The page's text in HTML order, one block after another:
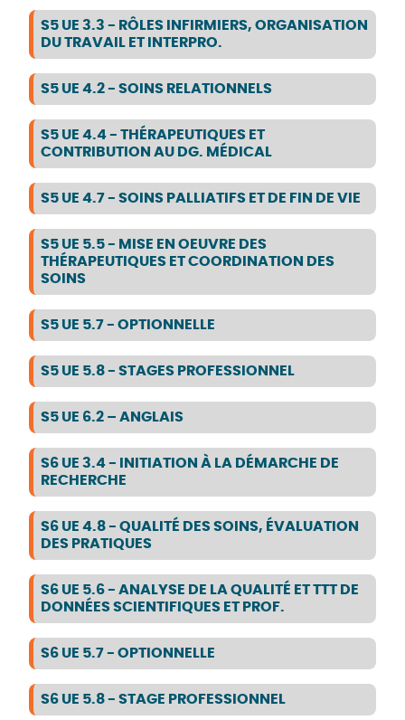
S5 UE 3.3 - RÔLES INFIRMIERS, ORGANISATION
DU TRAVAIL ET INTERPRO.
S5 UE 4.2 - SOINS RELATIONNELS
S5 UE 4.4 - THÉRAPEUTIQUES ET
CONTRIBUTION AU DG. MÉDICAL
S5 UE 4.7 - SOINS PALLIATIFS ET DE FIN DE VIE
S5 UE 5.5 - MISE EN OEUVRE DES
THÉRAPEUTIQUES ET COORDINATION DES
SOINS
S5 UE 5.7 - OPTIONNELLE
S5 UE 5.8 - STAGES PROFESSIONNEL
S5 UE 6.2 – ANGLAIS
S6 UE 3.4 - INITIATION À LA DÉMARCHE DE
RECHERCHE
S6 UE 4.8 - QUALITÉ DES SOINS, ÉVALUATION
DES PRATIQUES
S6 UE 5.6 - ANALYSE DE LA QUALITÉ ET TTT DE
DONNÉES SCIENTIFIQUES ET PROF.
S6 UE 5.7 - OPTIONNELLE
S6 UE 5.8 - STAGE PROFESSIONNEL